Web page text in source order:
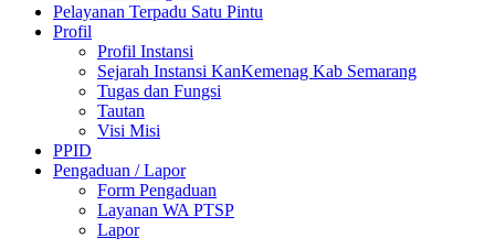
Pelayanan Terpadu Satu Pintu
Profil
Profil Instansi
Sejarah Instansi KanKemenag Kab Semarang
Tugas dan Fungsi
Tautan
Visi Misi
PPID
Pengaduan / Lapor
Form Pengaduan
Layanan WA PTSP
Lapor